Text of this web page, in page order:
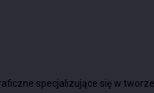
specjalizujące się w